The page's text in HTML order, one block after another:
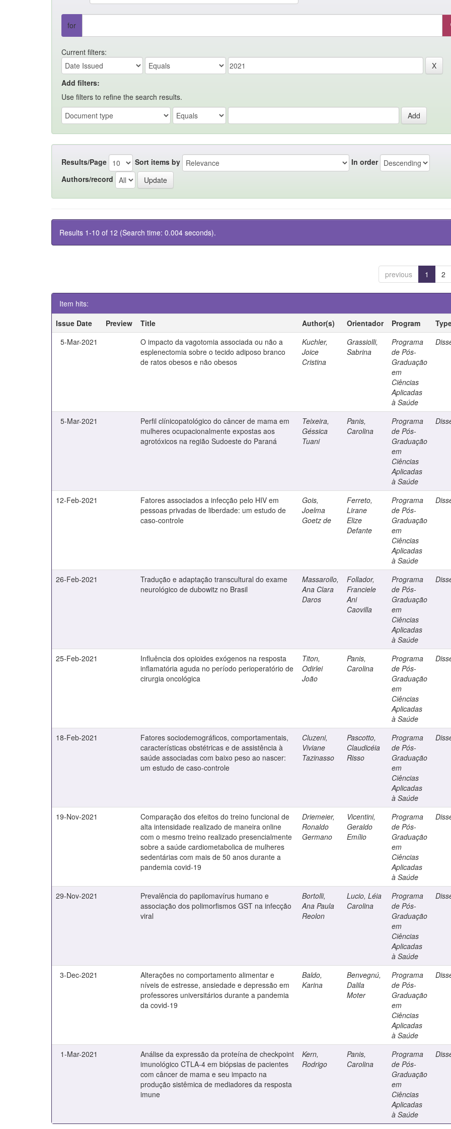
for
Current filters:
Add filters:
Use filters to refine the search results.
Results/Page Sort items by
In order
Authors/record
Results 1-10 of 12 (Search time: 0.004 seconds).
previous 1 2
Item hits:
Issue Date
Preview Title Author(s) Orientador Program
5-Mar-2021
O impacto da vagotomia associada ou não a
esplenectomia sobre o tecido adiposo branco
de ratos obesos e não obesos
Kuchler,
Joice
Cristina
Grassiolli,
Sabrina
Programa
de Pós-
Graduação
em
Ciências
Aplicadas
à Saúde
5-Mar-2021
Perfil clínicopatológico do câncer de mama em
mulheres ocupacionalmente expostas aos
agrotóxicos na região Sudoeste do Paraná
Teixeira,
Géssica
Tuani
Panis,
Carolina
Programa
de Pós-
Graduação
em
Ciências
Aplicadas
à Saúde
12-Feb-2021
Fatores associados a infecção pelo HIV em
pessoas privadas de liberdade: um estudo de
caso-controle
Gois,
Joelma
Goetz de
Ferreto,
Lirane
Elize
Defante
Programa
de Pós-
Graduação
em
Ciências
Aplicadas
à Saúde
26-Feb-2021
Tradução e adaptação transcultural do exame
neurológico de dubowitz no Brasil
Massarollo,
Ana Clara
Daros
Follador,
Franciele
Ani
Caovilla
Programa
de Pós-
Graduação
em
Ciências
Aplicadas
à Saúde
25-Feb-2021
Influência dos opioides exógenos na resposta
inflamatória aguda no período perioperatório de
cirurgia oncológica
Titon,
Odirlei
João
Panis,
Carolina
Programa
de Pós-
Graduação
em
Ciências
Aplicadas
à Saúde
18-Feb-2021
Fatores sociodemográficos, comportamentais,
características obstétricas e de assistência à
saúde associadas com baixo peso ao nascer:
um estudo de caso-controle
Cluzeni,
Viviane
Tazinasso
Pascotto,
Claudicéia
Risso
Programa
de Pós-
Graduação
em
Ciências
Aplicadas
à Saúde
19-Nov-2021
Comparação dos efeitos do treino funcional de
alta intensidade realizado de maneira online
com o mesmo treino realizado presencialmente
sobre a saúde cardiometabolica de mulheres
sedentárias com mais de 50 anos durante a
pandemia covid-19
Driemeier,
Ronaldo
Germano
Vicentini,
Geraldo
Emílio
Programa
de Pós-
Graduação
em
Ciências
Aplicadas
à Saúde
29-Nov-2021
Prevalência do papilomavírus humano e
associação dos polimorfismos GST na infecção
viral
Bortolli,
Ana Paula
Reolon
Lucio, Léia
Carolina
Programa
de Pós-
Graduação
em
Ciências
Aplicadas
à Saúde
3-Dec-2021
Alterações no comportamento alimentar e
níveis de estresse, ansiedade e depressão em
professores universitários durante a pandemia
da covid-19
Baldo,
Karina
Benvegnú,
Dalila
Moter
Programa
de Pós-
Graduação
em
Ciências
Aplicadas
à Saúde
1-Mar-2021
Análise da expressão da proteína de checkpoint
imunológico CTLA-4 em biópsias de pacientes
com câncer de mama e seu impacto na
produção sistêmica de mediadores da resposta
imune
Kern,
Rodrigo
Panis,
Carolina
Programa
de Pós-
Graduação
em
Ciências
Aplicadas
à Saúde